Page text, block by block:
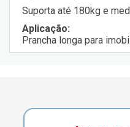
Suporta até 180kg e
Aplicação:
Prancha longa para